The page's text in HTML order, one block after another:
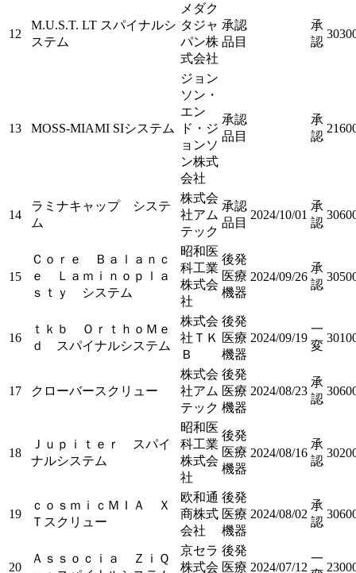
12
M.U.S.T. LT スパイナルシ
ステム
メダク
タジャ
パン株
式会社
承認
品目
承
認
13 MOSS-MIAMI SIシステム
ジョン
ソン・
エン
ド・ジ
ョンソ
ン株式
会社
承認
品目
承
認
14
ラミナキャップ システ
ム
株式会
社アム
テック
承認
品目
2024/10/01
承
認
15
Ｃｏｒｅ Ｂａｌａｎｃ
ｅ Ｌａｍｉｎｏｐｌａ
ｓｔｙ システム
昭和医
科工業
株式会
社
後発
医療
機器
2024/09/26
承
認
16
ｔｋｂ ＯｒｔｈｏＭｅ
ｄ スパイナルシステム
株式会
社ＴＫ
Ｂ
後発
医療
機器
2024/09/19
一
変
17 クローバースクリュー
株式会
社アム
テック
後発
医療
機器
2024/08/23
承
認
18
Ｊｕｐｉｔｅｒ スパイ
ナルシステム
昭和医
科工業
株式会
社
後発
医療
機器
2024/08/16
承
認
19
ｃｏｓｍｉｃＭＩＡ Ｘ
Ｔスクリュー
欧和通
商株式
会社
後発
医療
機器
2024/08/02
承
認
20
Ａｓｓｏｃｉａ ＺｉＱ
京セラ
株式会
後発
医療 2024/07/12
一